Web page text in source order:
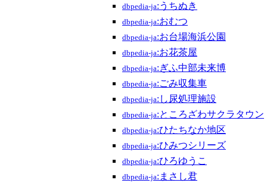
dbpedia-ja:うちぬき
dbpedia-ja:おむつ
dbpedia-ja:お台場海浜公園
dbpedia-ja:お花茶屋
dbpedia-ja:ぎふ中部未来博
dbpedia-ja:ごみ収集車
dbpedia-ja:し尿処理施設
dbpedia-ja:ところざわサクラタウン
dbpedia-ja:ひたちなか地区
dbpedia-ja:ひみつシリーズ
dbpedia-ja:ひろゆうこ
dbpedia-ja:まさし君